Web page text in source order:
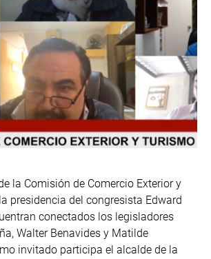
la Comisión de Comercio Exterior y
presidencia del congresista Edward
conectados los legisladores
Walter Benavides y Matilde
invitado participa el alcalde de la